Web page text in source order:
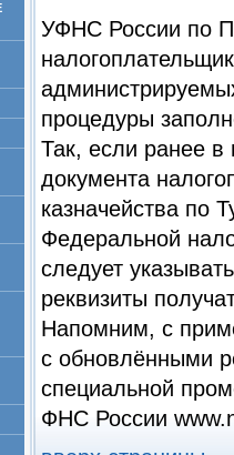
УФНС России по
процедуры
Так, если ранее в
документа
казначейства по
Федеральной
следует
реквизиты
Напомним, с
с обновлёнными
специальной
ФНС России